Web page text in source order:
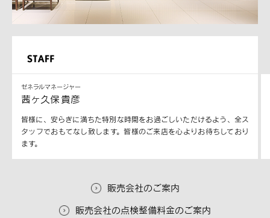
ゼネラルマネージャー
茜ヶ久保 貴彦
皆様に、安らぎに満ちた特別な時間をお過ごしいただけるよう、全ス
タッフでおもてなし致します。皆様のご来店を心よりお待ちしており
ます。
販売会社のご案内
販売会社の点検整備料金のご案内